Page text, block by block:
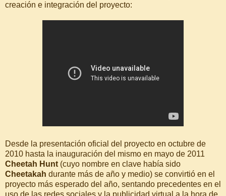
creación e integración del proyecto:
Desde la presentación oficial del proyecto en octubre de
2010 hasta la inauguración del mismo en mayo de 2011
Cheetah Hunt (cuyo nombre en clave había sido
Cheetakah durante más de año y medio) se convirtió en el
proyecto más esperado del año, sentando precedentes en el